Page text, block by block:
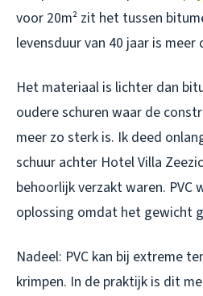
voor 20m² zit het tussen
levensduur van 40 jaar is meer
Het materiaal is lichter dan
oudere schuren waar de
meer zo sterk is. Ik deed
schuur achter Hotel Villa
behoorlijk verzakt waren. PVC
oplossing omdat het gewicht
Nadeel: PVC kan bij extreme
krimpen. In de praktijk is dit